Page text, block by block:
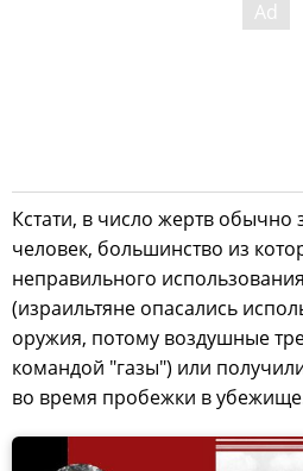
Кстати, в число жертв
человек, большинство из
неправильного
(израильтяне опасались
оружия, потому воздушные
командой "газы") или
во время пробежки в